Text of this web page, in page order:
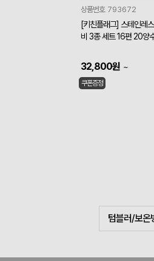
상품번호 793672
[키친플래그] 스테인레
비 3종 세트 16편 20양
32,800원 ~
쿠폰증정
텀블러/보온